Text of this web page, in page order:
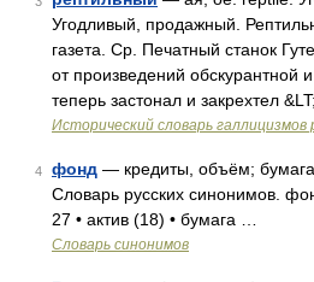
Угодливый, продажный.
газета. Ср. Печатный станок
от произведений
теперь застонал и закрехтел
Исторический словарь галлицизмов
4 фонд — кредиты, объём;
Словарь русских синонимов.
27 • актив (18) • бумага …
Словарь синонимов